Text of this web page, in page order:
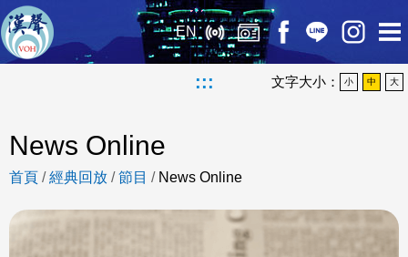
EN
::: 文字大小： 小 中 大
News Online
首頁 /經典回放 /節目 / News Online